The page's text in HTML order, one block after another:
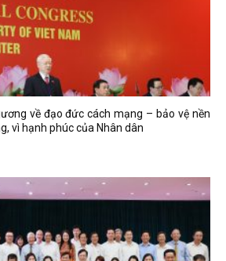
về đạo đức cách mạng – bảo vệ nền
vì hạnh phúc của Nhân dân